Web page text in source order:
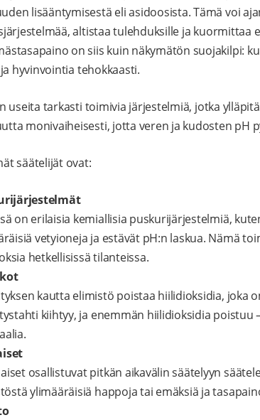
lisääntymisestä eli asidoosista. Tämä voi
altistaa tulehduksille ja kuormittaa
on siis kuin näkymätön suojakilpi:
hyvinvointia tehokkaasti.
useita tarkasti toimivia järjestelmiä, jotka
monivaiheisesti, jotta veren ja kudosten pH
säätelijät ovat:
on erilaisia kemiallisia puskurijärjestelmiä,
vetyioneja ja estävät pH:n laskua. Nämä
hetkellisissä tilanteissa.
kautta elimistö poistaa hiilidioksidia, joka
kiihtyy, ja enemmän hiilidioksidia
osallistuvat pitkän aikavälin säätelyyn
ylimääräisiä happoja tai emäksiä ja